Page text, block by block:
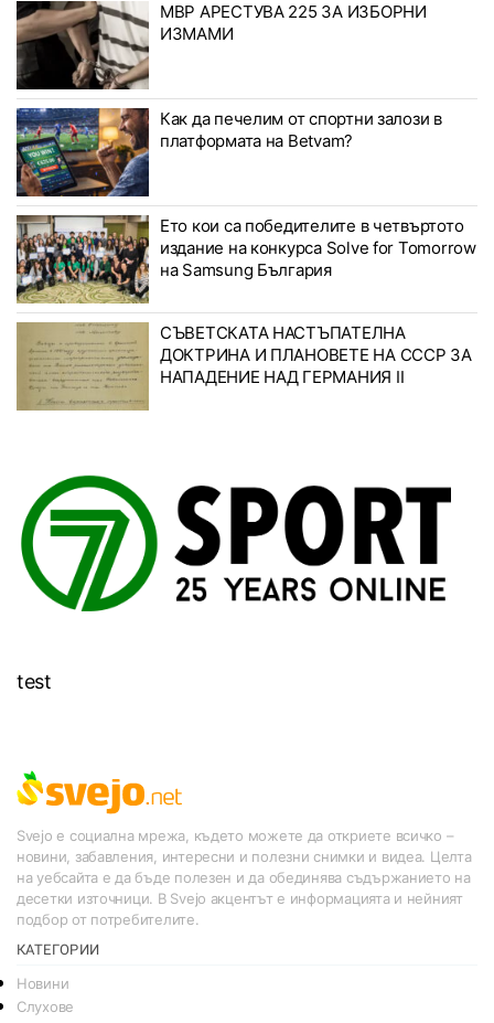
МВР АРЕСТУВА 225 ЗА ИЗБОРНИ
ИЗМАМИ
Как да печелим от спортни залози в
платформата на Betvam?
Ето кои са победителите в четвъртото
издание на конкурса Solve for Tomorrow
на Samsung България
СЪВЕТСКАТА НАСТЪПАТЕЛНА
ДОКТРИНА И ПЛАНОВЕТЕ НА СССР ЗА
НАПАДЕНИЕ НАД ГЕРМАНИЯ II
test
Svejo е социална мрежа, където можете да откриете всичко –
новини, забавления, интересни и полезни снимки и видеа. Целта
на уебсайта е да бъде полезен и да обединява съдържанието на
десетки източници. В Svejo акцентът е информацията и нейният
подбор от потребителите.
КАТЕГОРИИ
Новини
Слухове